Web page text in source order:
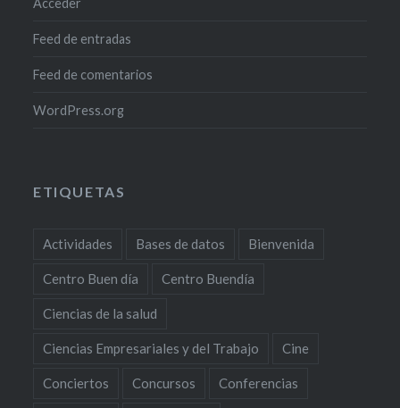
Feed de entradas
Feed de comentarios
WordPress.org
ETIQUETAS
Actividades Bases de datos Bienvenida
Centro Buen día Centro Buendía
Ciencias de la salud
Ciencias Empresariales y del Trabajo Cine
Conciertos Concursos Conferencias